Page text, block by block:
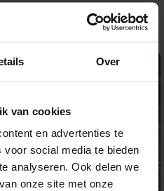
Over
van cookies
en advertenties te
social media te bieden
analyseren. Ook delen we
onze site met onze